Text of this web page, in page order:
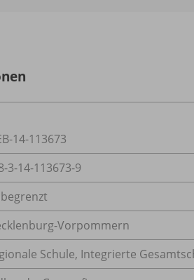
14-113673
3-14-113673-9
Vorpommern
Schule, Integrierte